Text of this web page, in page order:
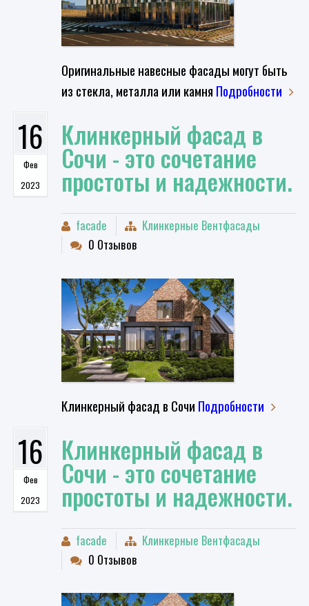
Оригинальные навесные фасады могут быть
из стекла, металла или камня Подробности
16
Фев
2023
Клинкерный фасад в
Сочи - это сочетание
простоты и надежности.
facade
Клинкерные Вентфасады
0 Отзывов
Клинкерный фасад в Сочи Подробности
16
Фев
2023
Клинкерный фасад в
Сочи - это сочетание
простоты и надежности.
facade
Клинкерные Вентфасады
0 Отзывов